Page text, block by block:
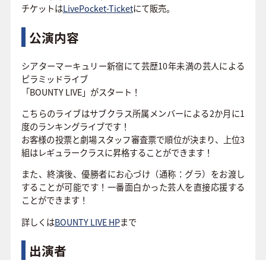
チケットはLivePocket-Ticketにて販売。
公演内容
シアターマーキュリー新宿にて芸歴10年未満の芸人による
ピラミッドライブ
「BOUNTY LIVE」がスタート！
こちらのライブはサブクラス所属メンバーによる2か月に1
度のランキングライブです！
お客様の投票と劇場スタッフ審査票で順位が決まり、上位3
組はレギュラークラスに昇格することができます！
また、終演後、優勝者にお心づけ（通称：グラ）をお渡し
することが可能です！一番面白かった芸人を直接応援する
ことができます！
詳しくはBOUNTY LIVE HPまで
出演者